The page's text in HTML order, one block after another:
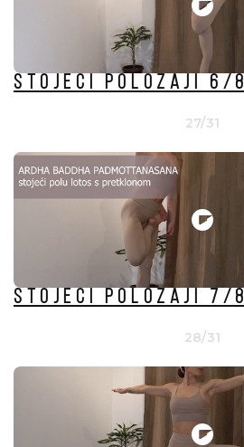
Stojeći položaji 6/8
27/31
Stojeći položaji 7/8
28/31